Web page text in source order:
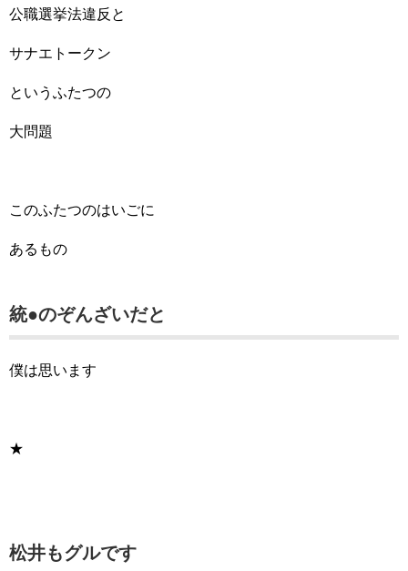
公職選挙法違反と
サナエトークン
というふたつの
大問題
このふたつのはいごに
あるもの
統●のぞんざいだと
僕は思います
★
松井もグルです